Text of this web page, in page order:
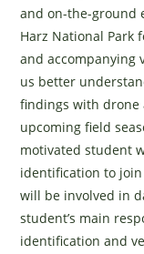
and on-the-ground
Harz National Park
and accompanying
us better
findings with drone
upcoming field
motivated student
identification to
will be involved in
student’s main
identification and